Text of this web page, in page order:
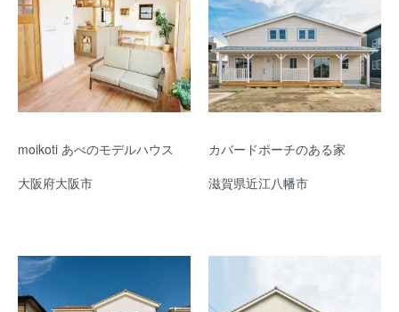
moikoti あべのモデルハウス
大阪府大阪市
カバードポーチのある家
滋賀県近江八幡市